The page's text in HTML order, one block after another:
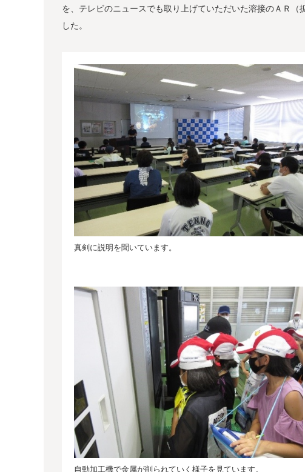
を、テレビのニュースでも取り上げていただいた溶接のＡＲ
した。
真剣に説明を聞いています。
自動加工機で金属が削られていく様子を見ています。